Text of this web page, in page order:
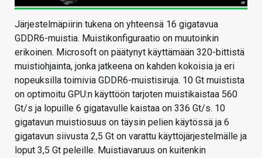
Järjestelmäpiirin tukena on yhteensä 16 gigatavua
GDDR6-muistia. Muistikonfiguraatio on muutoinkin
erikoinen. Microsoft on päätynyt käyttämään 320-bittistä
muistiohjainta, jonka jatkeena on kahden kokoisia ja eri
nopeuksilla toimivia GDDR6-muistisiruja. 10 Gt muistista
on optimoitu GPU:n käyttöön tarjoten muistikaistaa 560
Gt/s ja lopuille 6 gigatavulle kaistaa on 336 Gt/s. 10
gigatavun muistiosuus on täysin pelien käytössä ja 6
gigatavun siivusta 2,5 Gt on varattu käyttöjärjestelmälle ja
loput 3,5 Gt peleille. Muistiavaruus on kuitenkin